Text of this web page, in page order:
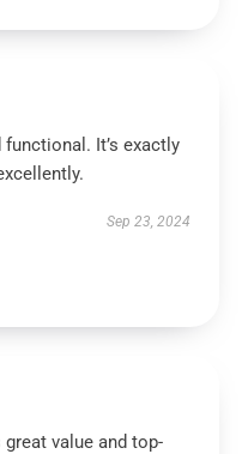
It’s exactly
Sep 23, 2024
value and top-